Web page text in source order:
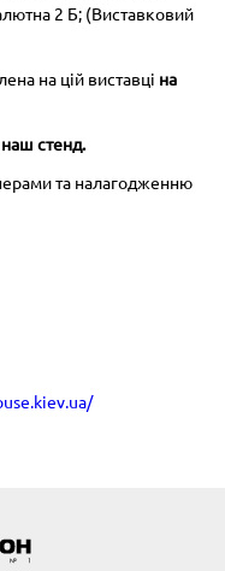
2 Б; (Виставковий
на цій виставці на
стенд.
та налагодженню